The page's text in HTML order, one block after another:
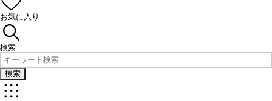
お気に入り
検索
検索